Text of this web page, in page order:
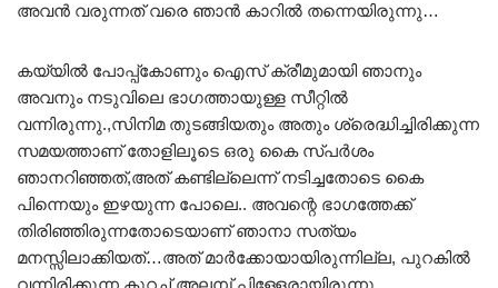
അവൻ വരുന്നത് വരെ ഞാൻ കാറിൽ തന്നെയിരുന്നു…
കയ്യിൽ പോപ്പ്കോണും ഐസ് ക്രീമുമായി ഞാനും
അവനും നടുവിലെ ഭാഗത്തായുള്ള സീറ്റിൽ
വന്നിരുന്നു.,സിനിമ തുടങ്ങിയതും അതും ശ്രെദ്ധിച്ചിരിക്കുന്ന
സമയത്താണ് തോളിലൂടെ ഒരു കൈ സ്പർശം
ഞാനറിഞ്ഞത്,അത് കണ്ടില്ലെന്ന് നടിച്ചതോടെ കൈ
പിന്നെയും ഇഴയുന്ന പോലെ.. അവന്റെ ഭാഗത്തേക്ക്
തിരിഞ്ഞിരുന്നതോടെയാണ് ഞാനാ സത്യം
മനസ്സിലാക്കിയത്…അത് മാർക്കോയായിരുന്നില്ല, പുറകിൽ